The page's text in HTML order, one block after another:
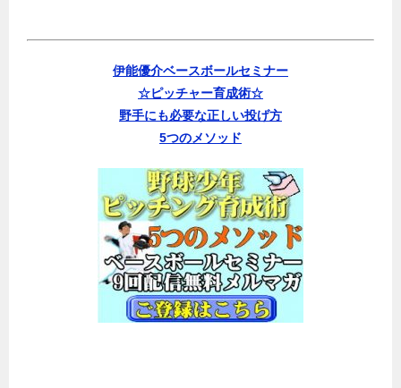
伊能優介ベースボールセミナー
☆ピッチャー育成術☆
野手にも必要な正しい投げ方
5つのメソッド